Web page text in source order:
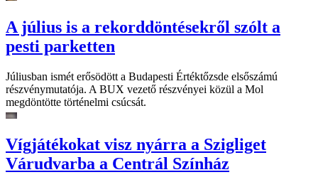
A július is a rekorddöntésekről szólt a
pesti parketten
Júliusban ismét erősödött a Budapesti Értéktőzsde elsőszámú
részvénymutatója. A BUX vezető részvényei közül a Mol
megdöntötte történelmi csúcsát.
Vígjátékokat visz nyárra a Szigliget
Várudvarba a Centrál Színház